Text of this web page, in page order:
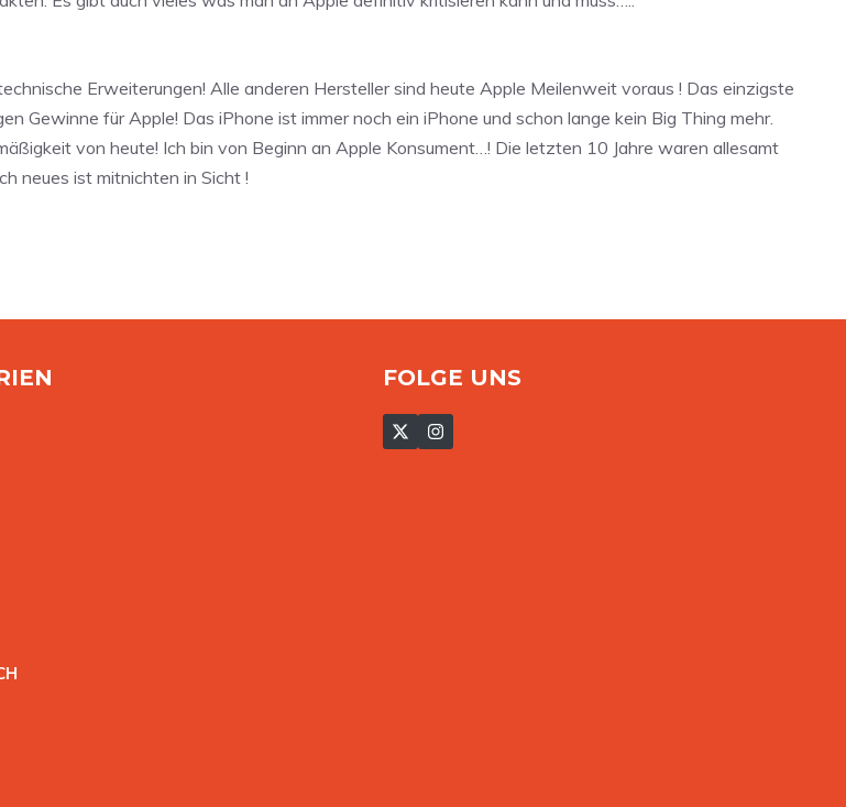
Erweiterungen! Alle anderen Hersteller sind heute Apple Meilenweit voraus ! Das einzigste
Gewinne für Apple! Das iPhone ist immer noch ein iPhone und schon lange kein Big Thing mehr.
von heute! Ich bin von Beginn an Apple Konsument…! Die letzten 10 Jahre waren allesamt
neues ist mitnichten in Sicht !
H
FOLGE UNS